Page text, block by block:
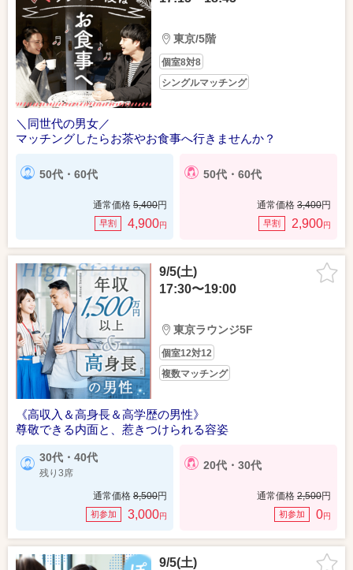
東京/5階
個室8対8
シングルマッチング
＼同世代の男女／
マッチングしたらお茶やお食事へ行きませんか？
50代・60代
通常価格 5,400円
早割 4,900円
50代・60代
通常価格 3,400円
早割 2,900円
9/5(土)
17:30〜19:00
東京ラウンジ5F
個室12対12
複数マッチング
《高収入＆高身長＆高学歴の男性》
尊敬できる内面と、惹きつけられる容姿
30代・40代
残り3席
通常価格 8,500円
初参加 3,000円
20代・30代
通常価格 2,500円
初参加 0円
9/5(土)